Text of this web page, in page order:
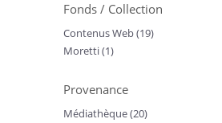
Fonds / Collection
Contenus Web (19)
Moretti (1)
Provenance
Médiathèque (20)